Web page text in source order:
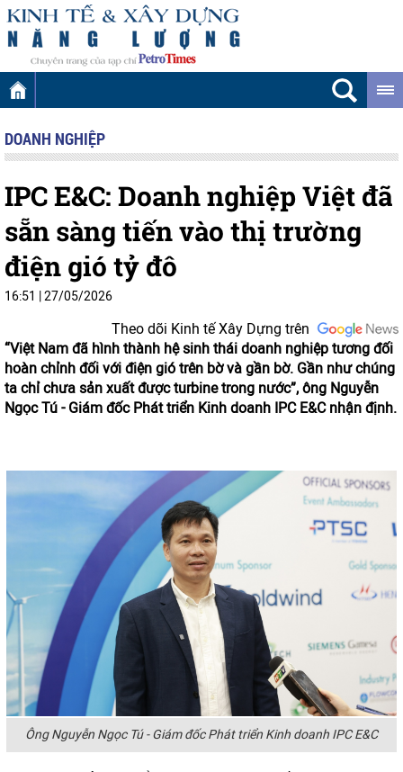
DOANH NGHIỆP
IPC E&C: Doanh nghiệp Việt đã
sẵn sàng tiến vào thị trường
điện gió tỷ đô
16:51 27/05/2026
Theo dõi Kinh tế Xây Dựng trên
“Việt Nam đã hình thành hệ sinh thái doanh nghiệp tương đối
hoàn chỉnh đối với điện gió trên bờ và gần bờ. Gần như chúng
ta chỉ chưa sản xuất được turbine trong nước”, ông Nguyễn
Ngọc Tú - Giám đốc Phát triển Kinh doanh IPC E&C nhận định.
Ông Nguyễn Ngọc Tú - Giám đốc Phát triển Kinh doanh IPC E&C